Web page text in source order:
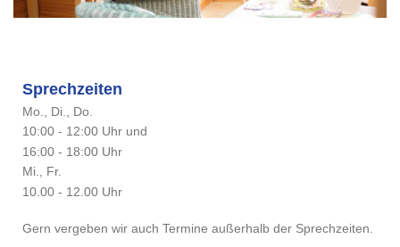
Sprechzeiten
Mo., Di., Do.
10:00 - 12:00 Uhr und
16:00 - 18:00 Uhr
Mi., Fr.
10.00 - 12.00 Uhr
Gern vergeben wir auch Termine außerhalb der Sprechzeiten.